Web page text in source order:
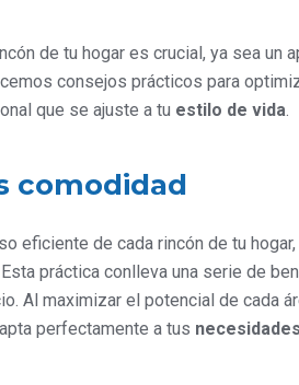
de tu hogar es crucial, ya sea un
consejos prácticos para
que se ajuste a tu estilo de vida.
comodidad
eficiente de cada rincón de tu hogar,
práctica conlleva una serie de
Al maximizar el potencial de cada
perfectamente a tus